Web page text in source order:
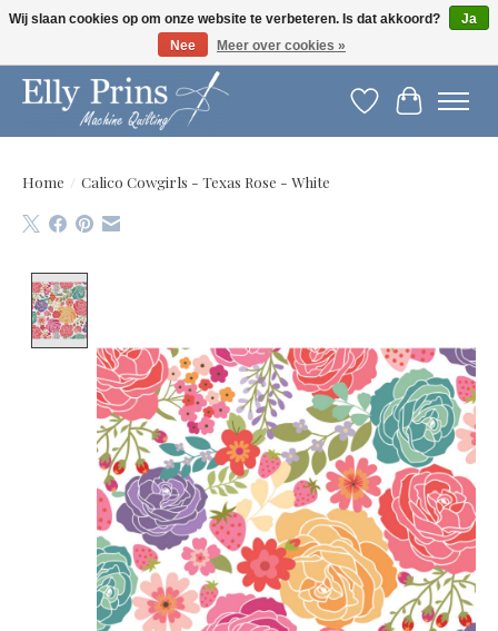
Let op: gewijzigde openingstijden!
Verlanglijst
Home / Calico Cowgirls - Texas Rose - White
Wij slaan cookies op om onze website te verbeteren. Is dat akkoord?
Ja
Nee
Meer over cookies »